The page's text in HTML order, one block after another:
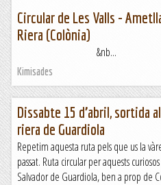
Circular de Les Valls -
Riera (Colònia)
&nb...
Kimisades
Dissabte 15 d’abril, sortida
riera de Guardiola
Repetim aquesta ruta pels que us la
passat. Ruta circular per aquests
Salvador de Guardiola, ben a prop de